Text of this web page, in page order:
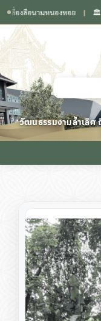
อนามหนองหอย ❙ 🏛️ ยินดีต้อน
"วัฒนธรรมงามล้ำเลิศ